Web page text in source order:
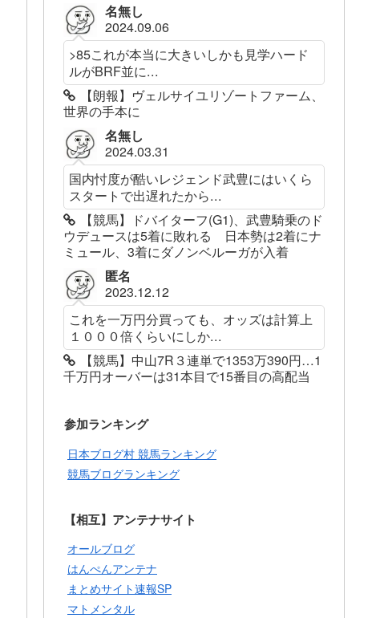
名無し
2024.09.06
>85これが本当に大きいしかも見学ハード
ルがBRF並に...
【朗報】ヴェルサイユリゾートファーム、
世界の手本に
名無し
2024.03.31
国内忖度が酷いレジェンド武豊にはいくら
スタートで出遅れたから...
【競馬】ドバイターフ(G1)、武豊騎乗のド
ウデュースは5着に敗れる 日本勢は2着にナ
ミュール、3着にダノンベルーガが入着
匿名
2023.12.12
これを一万円分買っても、オッズは計算上
１０００倍くらいにしか...
【競馬】中山7R３連単で1353万390円…1
千万円オーバーは31本目で15番目の高配当
参加ランキング
日本ブログ村 競馬ランキング
競馬ブログランキング
【相互】アンテナサイト
オールブログ
はんぺんアンテナ
まとめサイト速報SP
マトメンタル